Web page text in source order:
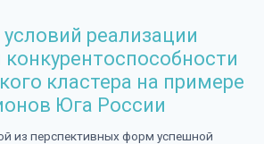
реализации
кластера на примере
Юга России
из перспективных форм успешной